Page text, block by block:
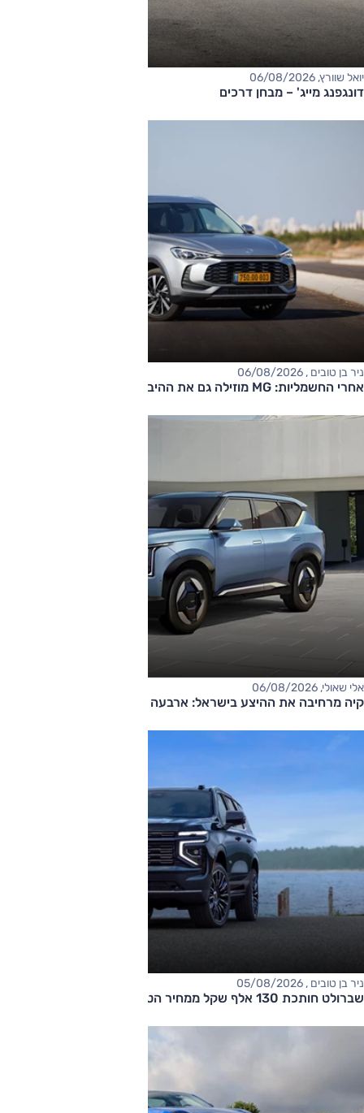
יואל שוורץ, 06/08/2026
דונגפנג מייג' – מבחן דרכים
ניר בן טובים , 06/08/2026
אחרי החשמליות: MG מוזילה גם את ההיברידיות
אלי שאולי, 06/08/2026
קיה מרחיבה את ההיצע בישראל: ארבעה דגמים חדשים בדרך
ניר בן טובים , 05/08/2026
שברולט חותכת 130 אלף שקל ממחיר הטאהו